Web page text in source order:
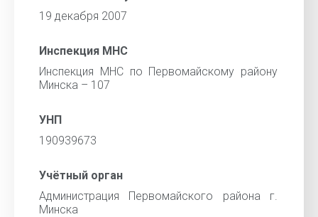
19 декабря 2007
Инспекция МНС
Инспекция МНС по Первомайскому району
Минска – 107
УНП
190939673
Учётный орган
Администрация Первомайского района г.
Минска